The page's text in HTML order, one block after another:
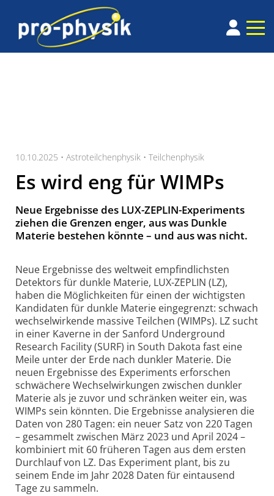
10.10.2025 • Astroteilchenphysik • Teilchenphysik
Es wird eng für WIMPs
Neue Ergebnisse des LUX-ZEPLIN-Experiments
ziehen die Grenzen enger, aus was Dunkle
Materie bestehen könnte – und aus was nicht.
Neue Ergebnisse des weltweit empfindlichsten
Detektors für dunkle Materie, LUX-ZEPLIN (LZ),
haben die Möglichkeiten für einen der wichtigsten
Kandidaten für dunkle Materie eingegrenzt: schwach
wechselwirkende massive Teilchen (WIMPs). LZ sucht
in einer Kaverne in der Sanford Underground
Research Facility (SURF) in South Dakota fast eine
Meile unter der Erde nach dunkler Materie. Die
neuen Ergebnisse des Experiments erforschen
schwächere Wechselwirkungen zwischen dunkler
Materie als je zuvor und schränken weiter ein, was
WIMPs sein könnten. Die Ergebnisse analysieren die
Daten von 280 Tagen: ein neuer Satz von 220 Tagen
– gesammelt zwischen März 2023 und April 2024 –
kombiniert mit 60 früheren Tagen aus dem ersten
Durchlauf von LZ. Das Experiment plant, bis zu
seinem Ende im Jahr 2028 Daten für eintausend
Tage zu sammeln.